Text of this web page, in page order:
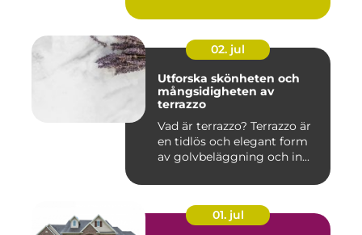
02. jul
Utforska skönheten och
mångsidigheten av
terrazzo
Vad är terrazzo? Terrazzo är
en tidlös och elegant form
av golvbeläggning och in...
01. jul